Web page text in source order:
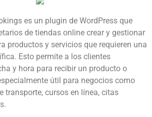
es un plugin de WordPress que
de tiendas online crear y gestionar
productos y servicios que requieren una
Esto permite a los clientes
y hora para recibir un producto o
útil para negocios como
transporte, cursos en línea, citas